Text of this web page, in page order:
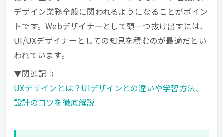
デザイン業務全般に関われるようになることがポイン
トです。Webデザイナーとして頭一つ抜け出すには、
UI/UXデザイナーとしての知見を積むのが最適だとい
われています。
▼関連記事
UXデザインとは？UIデザインとの違いや学習方法、
設計のコツを徹底解説